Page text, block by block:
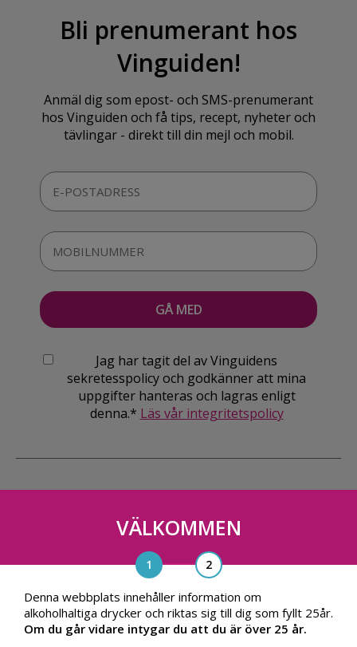
Bli prenumerant hos
Vinguiden!
Anmäl dig som epost- och SMS-prenumerant
hos Vinguiden och få tips, recept, nyheter och
tävlingar - direkt till din mejl och mobil.
Jag har tagit del av Vinguidens
sekretesspolicy och godkänner att mina
uppgifter hanteras och lagras enligt
denna.* Läs vår integritetspolicy
Vinguiden Nordic AB
Blasieholmsgatan 4A, 111 48, Stockholm
info@vinguiden.com
VÄLKOMMEN
Denna webbplats innehåller information om
alkoholhaltiga drycker och riktas sig till dig som fyllt 25år.
Om du går vidare intygar du att du är över 25 år.